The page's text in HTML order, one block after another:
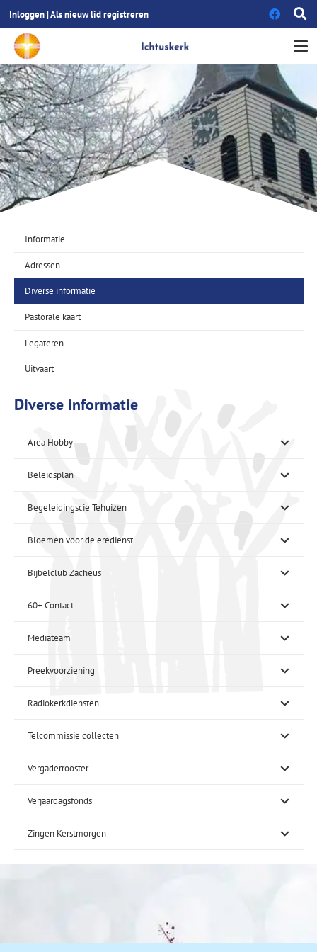
Inloggen|Als nieuw lid registreren
Informatie
Adressen
Diverse informatie
Pastorale kaart
Legateren
Uitvaart
Diverse informatie
Area Hobby
Beleidsplan
Begeleidingscie Tehuizen
Bloemen voor de eredienst
Bijbelclub Zacheus
60+ Contact
Mediateam
Preekvoorziening
Radiokerkdiensten
Telcommissie collecten
Vergaderrooster
Verjaardagsfonds
Zingen Kerstmorgen